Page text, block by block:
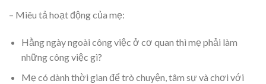
– Miêu tả hoạt động của mẹ:
Hằng ngày ngoài công việc ở cơ quan thì mẹ phải làm
những công việc gì?
Mẹ có dành thời gian để trò chuyện, tâm sự và chơi với